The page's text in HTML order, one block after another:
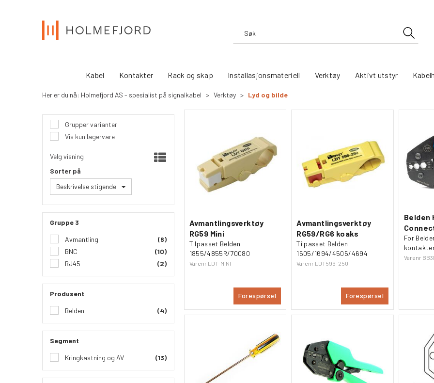
Kabel Kontakter Rack og skap Installasjonsmateriell Verktøy Aktivt utstyr
Her er du nå: Holmefjord AS - spesialist på signalkabel > Verktøy > Lyd og bilde
Grupper varianter
Vis kun lagervare
Velg visning:
Sorter på
Beskrivelse stigende
Gruppe 3
Avmantling
(6)
BNC
(10)
RJ45
(2)
Produsent
Belden (4)
Segment
Kringkastning og AV (13)
Avmantlingsverktøy
RG59 Mini
Tilpasset Belden
1855/4855R/70080
Varenr LDT-MINI
Forespørsel
Avmantlingsverktøy
RG59/RG6 koaks
Tilpasset Belden
1505/1694/4505/4694
Varenr LDT596-250
Forespørsel
Belden
For
Varenr